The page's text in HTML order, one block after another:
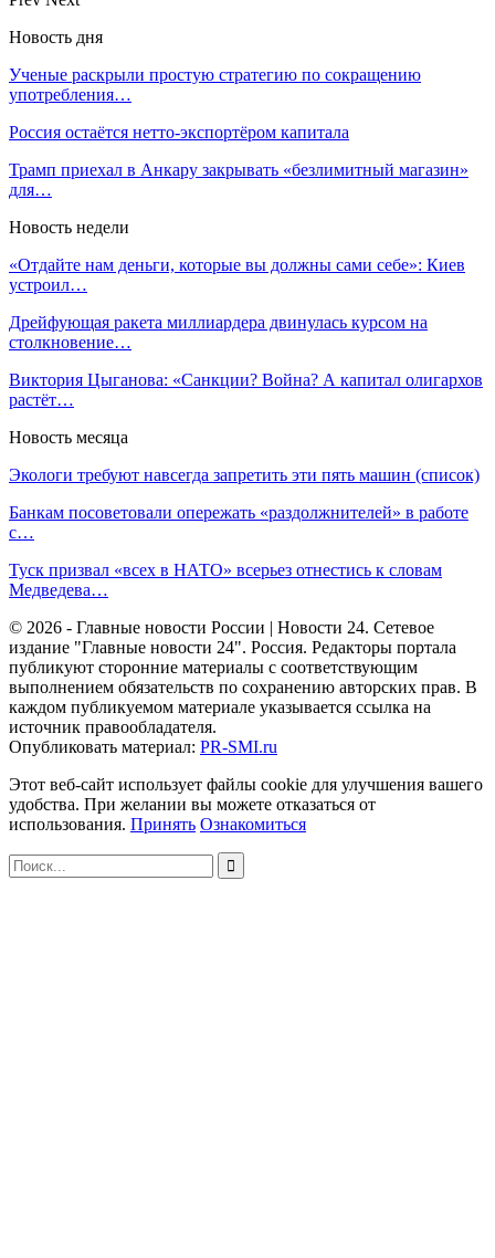
Новость дня
Ученые раскрыли простую стратегию по сокращению
употребления…
Россия остаётся нетто-экспортёром капитала
Трамп приехал в Анкару закрывать «безлимитный магазин»
для…
Новость недели
«Отдайте нам деньги, которые вы должны сами себе»: Киев
устроил…
Дрейфующая ракета миллиардера двинулась курсом на
столкновение…
Виктория Цыганова: «Санкции? Война? А капитал олигархов
растёт…
Новость месяца
Экологи требуют навсегда запретить эти пять машин (список)
Банкам посоветовали опережать «раздолжнителей» в работе
с…
Туск призвал «всех в НАТО» всерьез отнестись к словам
Медведева…
© 2026 - Главные новости России | Новости 24. Сетевое
издание "Главные новости 24". Россия. Редакторы портала
публикуют сторонние материалы с соответствующим
выполнением обязательств по сохранению авторских прав. В
каждом публикуемом материале указывается ссылка на
источник правообладателя.
Опубликовать материал: PR-SMI.ru
Этот веб-сайт использует файлы cookie для улучшения вашего
удобства. При желании вы можете отказаться от
использования. Принять Ознакомиться